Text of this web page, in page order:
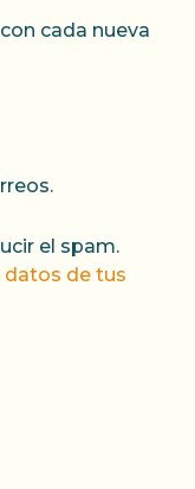
cada nueva
el spam.
datos de tus